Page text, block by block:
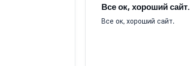
Все ок, хороший сайт.
Все ок, хороший сайт.